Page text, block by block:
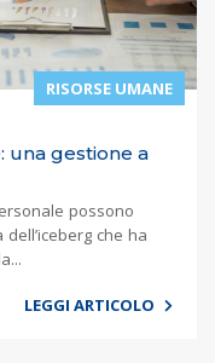
RISORSE UMANE
una gestione a
possono
che ha
LEGGI ARTICOLO